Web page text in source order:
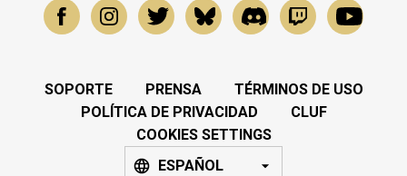
SOPORTE PRENSA
TÉRMINOS DE USO
POLÍTICA DE PRIVACIDAD
CLUF
COOKIES SETTINGS
ESPAÑOL